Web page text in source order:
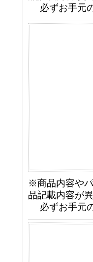
必ずお手元
※商品内容や
品記載内容が
必ずお手元